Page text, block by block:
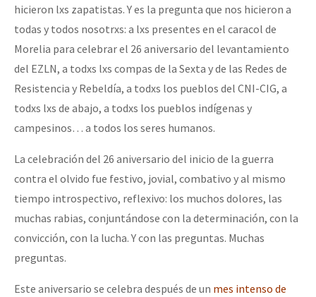
hicieron lxs zapatistas. Y es la pregunta que nos hicieron a
todas y todos nosotrxs: a lxs presentes en el caracol de
Morelia para celebrar el 26 aniversario del levantamiento
del EZLN, a todxs lxs compas de la Sexta y de las Redes de
Resistencia y Rebeldía, a todxs los pueblos del CNI-CIG, a
todxs lxs de abajo, a todxs los pueblos indígenas y
campesinos… a todos los seres humanos.
La celebración del 26 aniversario del inicio de la guerra
contra el olvido fue festivo, jovial, combativo y al mismo
tiempo introspectivo, reflexivo: los muchos dolores, las
muchas rabias, conjuntándose con la determinación, con la
convicción, con la lucha. Y con las preguntas. Muchas
preguntas.
Este aniversario se celebra después de un mes intenso de